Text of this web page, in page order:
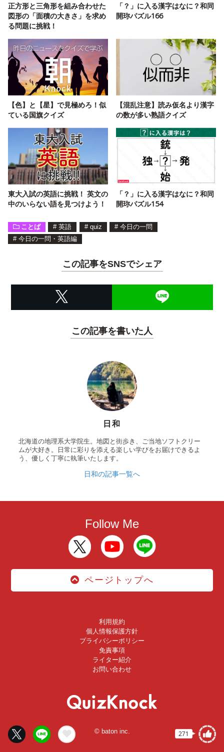
271
正方形と三角形を組み合わせた
図形の「面積の大きさ」を求め
る問題に挑戦！
「？」に入る漢字はなに？和同
開珎パズル166
【色】と【星】で見極めろ！似
ている国旗クイズ
【混乱注意】読み仮名より漢字
の数が多い熟語クイズ
東大入試の英語に挑戦！ 英文の
中のいらない語を見つけよう！
「？」に入る漢字はなに？和同
開珎パズル154
ことば # 英語 # quiz # 今日の一問
# 今日の一問・英語編
この記事をSNSでシェア
この記事を書いた人
日和
北海道の地理系大学院生。地図と街歩き、ご当地ソフトクリー
ムが大好き。日常に彩りを添える楽しい学びをお届けできるよ
う、優しく丁寧に執筆いたします。
日和の記事一覧へ
Follow Me
ページトップへ
利用規約
個人情報保護方針
プライバシーポリシー
免責事項
ライター紹介
お問い合わせ
© baton inc.